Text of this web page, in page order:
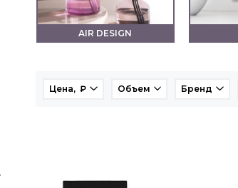
AIR DESIGN
Цена, ₽ Объем Бренд